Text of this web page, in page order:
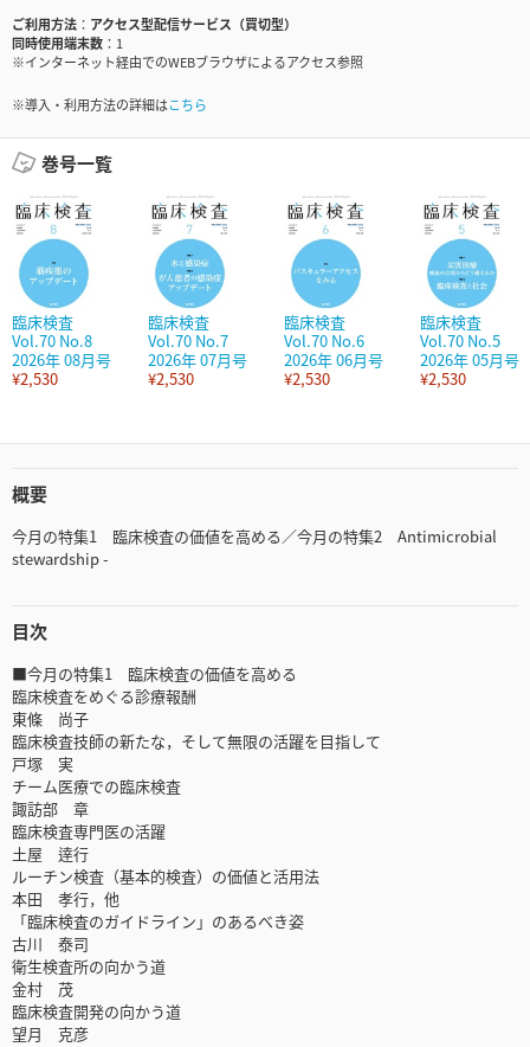
ご利用方法
アクセス型配信サービス（買切型）
同時使用端末数
1
※インターネット経由でのWEBブラウザによるアクセス参照
※導入・利用方法の詳細はこちら
巻号一覧
臨床検査
Vol.70 No.8
2026年 08月号
¥2,530
臨床検査
Vol.70 No.7
2026年 07月号
¥2,530
臨床検査
Vol.70 No.6
2026年 06月号
¥2,530
臨床検査
Vol.70 No.5
2026年 05月号
¥2,530
概要
今月の特集1 臨床検査の価値を高める／今月の特集2 Antimicrobial
stewardship -
目次
■今月の特集1 臨床検査の価値を高める
臨床検査をめぐる診療報酬
東條 尚子
臨床検査技師の新たな，そして無限の活躍を目指して
戸塚 実
チーム医療での臨床検査
諏訪部 章
臨床検査専門医の活躍
土屋 逹行
ルーチン検査（基本的検査）の価値と活用法
本田 孝行，他
「臨床検査のガイドライン」のあるべき姿
古川 泰司
衛生検査所の向かう道
金村 茂
臨床検査開発の向かう道
望月 克彦